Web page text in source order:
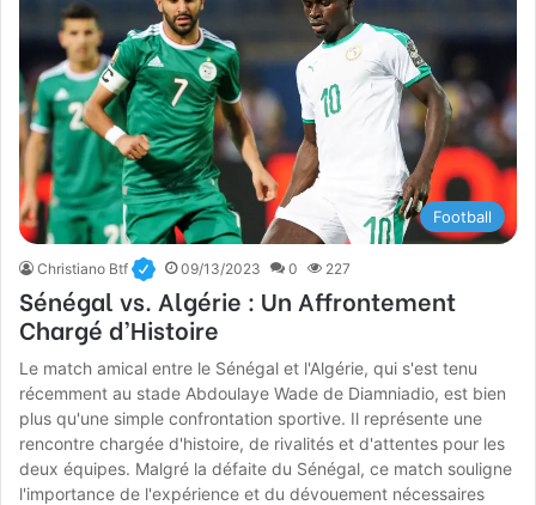
Football
Christiano Btf 09/13/2023 0 227
Sénégal vs. Algérie : Un Affrontement
Chargé d’Histoire
Le match amical entre le Sénégal et l'Algérie, qui s'est tenu
récemment au stade Abdoulaye Wade de Diamniadio, est bien
plus qu'une simple confrontation sportive. Il représente une
rencontre chargée d'histoire, de rivalités et d'attentes pour les
deux équipes. Malgré la défaite du Sénégal, ce match souligne
l'importance de l'expérience et du dévouement nécessaires